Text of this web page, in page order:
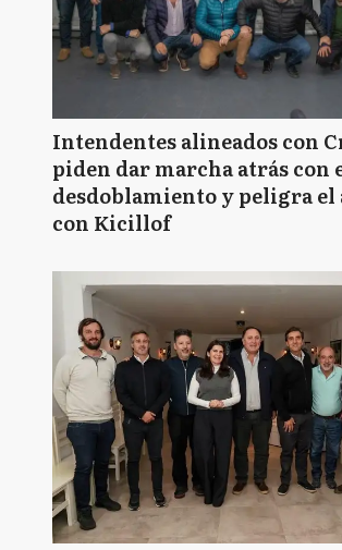
Intendentes alineados con
piden dar marcha atrás con
desdoblamiento y peligra el
con Kicillof